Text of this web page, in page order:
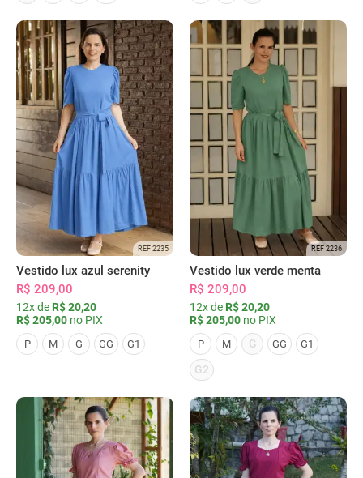
REF 2235
Vestido lux azul serenity
R$ 209,00
12x de R$ 20,20
R$ 205,00 no PIX
P M G GG G1
REF 2236
Vestido lux verde menta
R$ 209,00
12x de R$ 20,20
R$ 205,00 no PIX
P M G GG G1
G2